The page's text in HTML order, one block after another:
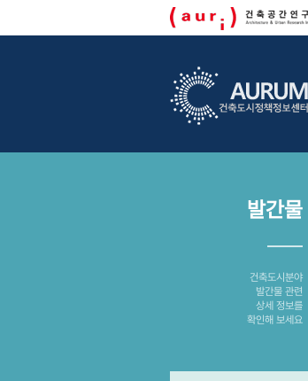
발간물
건축도시분야
발간물 관련
상세 정보를
확인해 보세요